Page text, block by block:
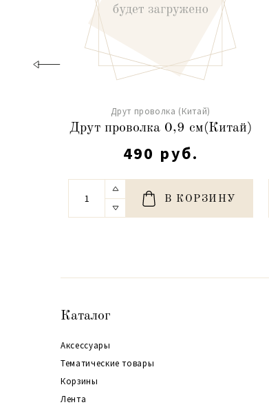
Друт проволка (Китай)
Друт проволка 0,9 см(Китай)
490 руб.
В КОРЗИНУ
Каталог
Аксессуары
Тематические товары
Корзины
Лента